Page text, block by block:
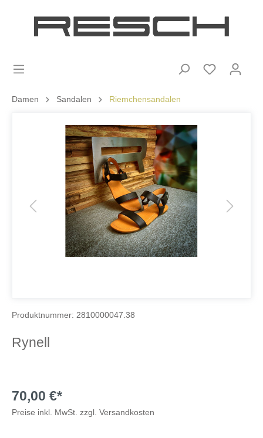
Damen Sandalen Riemchensandalen
Rynell
Produktnummer: 2810000047.38
70,00 €*
Preise inkl. MwSt. zzgl. Versandkosten